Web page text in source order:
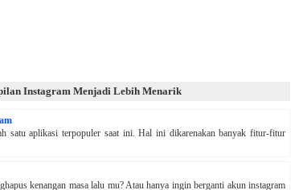
Instagram Menjadi Lebih Menarik
satu aplikasi terpopuler saat ini. Hal ini dikarenakan banyak fitur-fitur
kenangan masa lalu mu? Atau hanya ingin berganti akun instagram